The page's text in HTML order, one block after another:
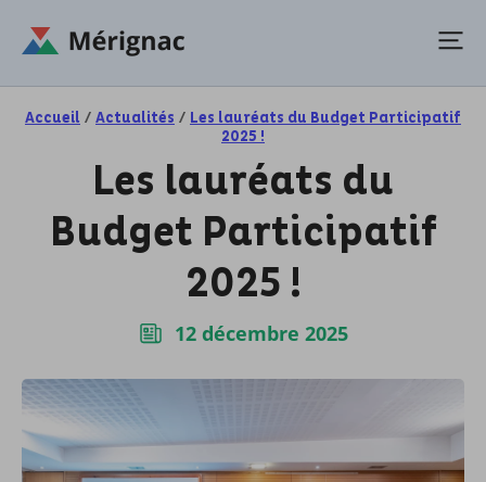
Accueil / Actualités / Les lauréats du Budget Participatif
2025 !
Les lauréats du
Budget Participatif
2025 !
12 décembre 2025